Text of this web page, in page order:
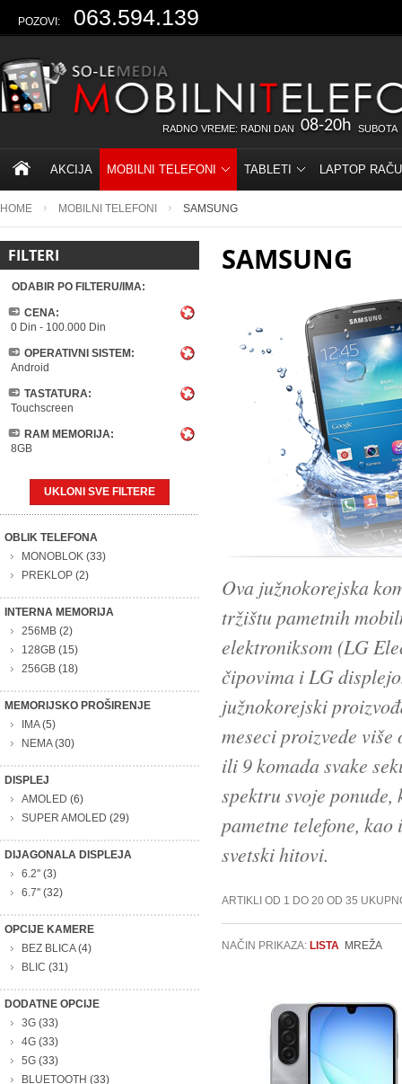
POZOVI: 063.594.139
RADNO VREME: RADNI DAN 08-20h SUBOTA
AKCIJA MOBILNI TELEFONI TABLETI LAPTOP
HOME MOBILNI TELEFONI SAMSUNG
FILTERI
ODABIR PO FILTERU/IMA:
CENA:
0 Din - 100.000 Din
OPERATIVNI SISTEM:
Android
TASTATURA:
Touchscreen
RAM MEMORIJA:
8GB
UKLONI SVE FILTERE
OBLIK TELEFONA
MONOBLOK (33)
PREKLOP (2)
INTERNA MEMORIJA
256MB (2)
128GB (15)
256GB (18)
MEMORIJSKO PROŠIRENJE
IMA(5)
NEMA(30)
DISPLEJ
AMOLED (6)
SUPER AMOLED (29)
DIJAGONALA DISPLEJA
6.2'' (3)
6.7'' (32)
OPCIJE KAMERE
BEZ BLICA(4)
BLIC (31)
DODATNE OPCIJE
3G (33)
4G (33)
5G (33)
BLUETOOTH (33)
SAMSUNG
Ova južnokorejska
tržištu pametnih
elektroniksom (LG
čipovima i LG
južnokorejski
meseci proizvede
ili 9 komada svake
spektru svoje
pametne telefone,
svetski hitovi.
ARTIKLI OD 1 DO 20 OD 35
NAČIN PRIKAZA: LISTA MREŽA